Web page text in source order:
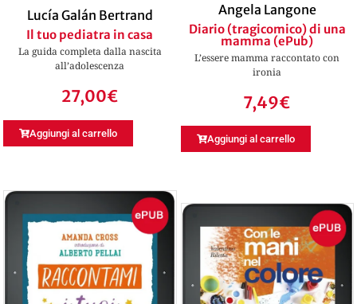
Lucía Galán Bertrand
Il tuo pediatra in casa
La guida completa dalla nascita
all’adolescenza
27,00€
Aggiungi al carrello
Angela Langone
Diario (tragicomico) di una
mamma (ePub)
L’essere mamma raccontato con
ironia
7,49€
Aggiungi al carrello